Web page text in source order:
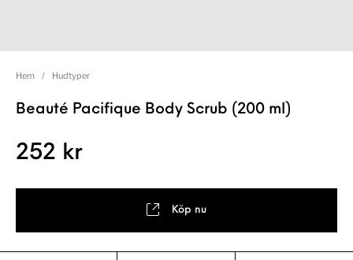
Hem / Hudtyper
Beauté Pacifique Body Scrub (200 ml)
252 kr
Köp nu